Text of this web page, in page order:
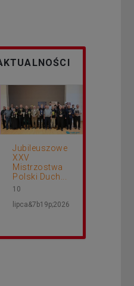
Jubileuszowe
XXV
Mistrzostwa
Polski Duch...
10
lipca&7b19p;2026